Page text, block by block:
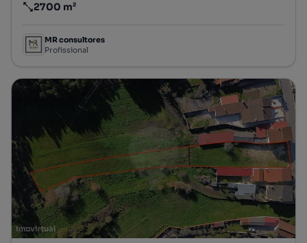
Preço por metro quadrado
2700 m²
MR consultores
Profissional